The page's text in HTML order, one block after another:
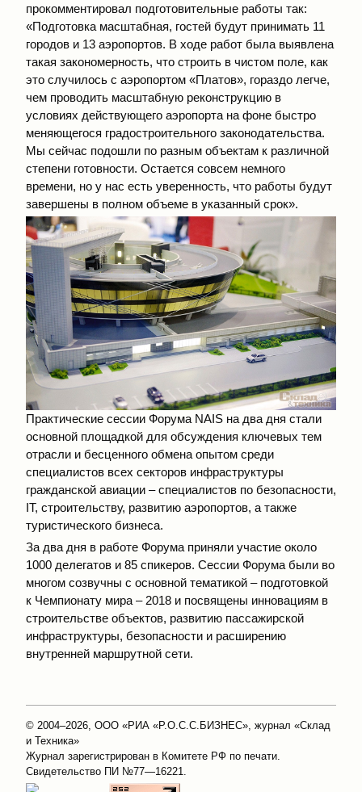
прокомментировал подготовительные работы так:
«Подготовка масштабная, гостей будут принимать 11
городов и 13 аэропортов. В ходе работ была выявлена
такая закономерность, что строить в чистом поле, как
это случилось с аэропортом «Платов», гораздо легче,
чем проводить масштабную реконструкцию в
условиях действующего аэропорта на фоне быстро
меняющегося градостроительного законодательства.
Мы сейчас подошли по разным объектам к различной
степени готовности. Остается совсем немного
времени, но у нас есть уверенность, что работы будут
завершены в полном объеме в указанный срок».
Практические сессии Форума NAIS на два дня стали
основной площадкой для обсуждения ключевых тем
отрасли и бесценного обмена опытом среди
специалистов всех секторов инфраструктуры
гражданской авиации – специалистов по безопасности,
IT, строительству, развитию аэропортов, а также
туристического бизнеса.
За два дня в работе Форума приняли участие около
1000 делегатов и 85 спикеров. Сессии Форума были во
многом созвучны с основной тематикой – подготовкой
к Чемпионату мира – 2018 и посвящены инновациям в
строительстве объектов, развитию пассажирской
инфраструктуры, безопасности и расширению
внутренней маршрутной сети.
© 2004–2026, ООО «РИА «Р.О.С.С.БИЗНЕС», журнал «Склад
и Техника»
Журнал зарегистрирован в Комитете РФ по печати.
Свидетельство ПИ №77—16221.